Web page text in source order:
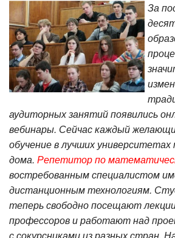
Репетиторы
Контакты
За
аудиторных занятий появились
вебинары. Сейчас каждый
обучение в лучших университетах
дома. Репетитор по
востребованным специалистом
дистанционным технологиям.
теперь свободно посещают
профессоров и работают над